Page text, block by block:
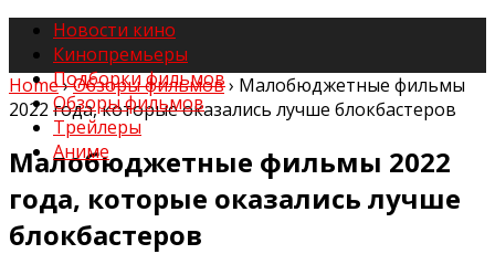
Новости кино
Кинопремьеры
Подборки фильмов
Обзоры фильмов
Трейлеры
Аниме
Home›Обзоры фильмов› Малобюджетные фильмы
2022 года, которые оказались лучше блокбастеров
Малобюджетные фильмы 2022
года, которые оказались лучше
блокбастеров